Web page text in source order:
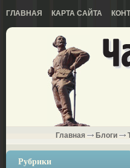
ГЛАВНАЯ КАРТА САЙТА
Главная Блоги
Рубрики